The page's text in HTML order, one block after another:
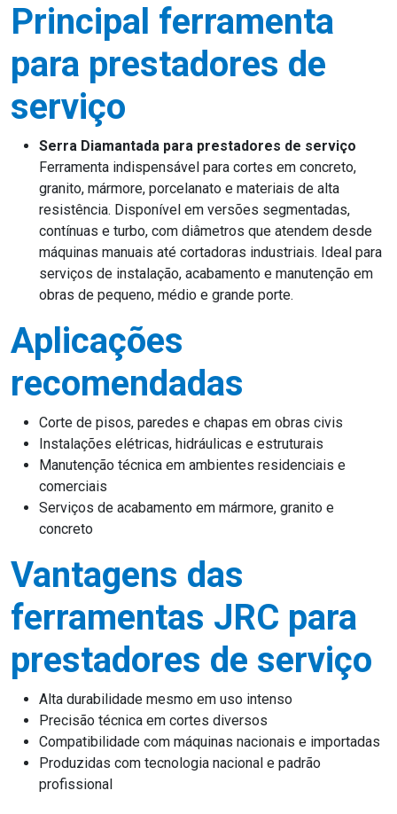
Principal ferramenta
para prestadores de
serviço
Serra Diamantada para prestadores de serviço
Ferramenta indispensável para cortes em concreto,
granito, mármore, porcelanato e materiais de alta
resistência. Disponível em versões segmentadas,
contínuas e turbo, com diâmetros que atendem desde
máquinas manuais até cortadoras industriais. Ideal para
serviços de instalação, acabamento e manutenção em
obras de pequeno, médio e grande porte.
Aplicações
recomendadas
Corte de pisos, paredes e chapas em obras civis
Instalações elétricas, hidráulicas e estruturais
Manutenção técnica em ambientes residenciais e
comerciais
Serviços de acabamento em mármore, granito e
concreto
Vantagens das
ferramentas JRC para
prestadores de serviço
Alta durabilidade mesmo em uso intenso
Precisão técnica em cortes diversos
Compatibilidade com máquinas nacionais e importadas
Produzidas com tecnologia nacional e padrão
profissional